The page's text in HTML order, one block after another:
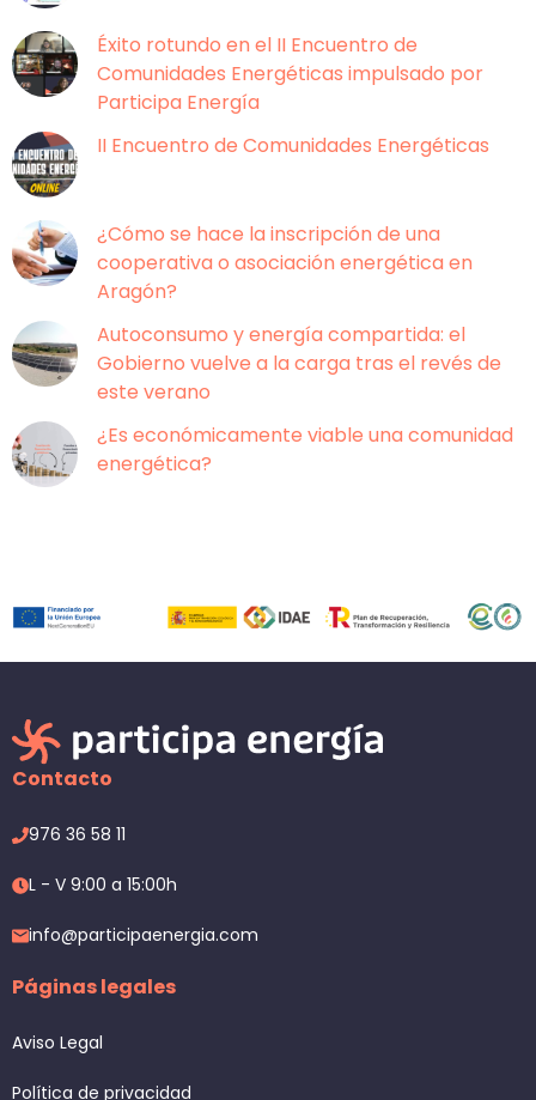
Éxito rotundo en el II Encuentro de
Comunidades Energéticas impulsado por
Participa Energía
II Encuentro de Comunidades Energéticas
¿Cómo se hace la inscripción de una
cooperativa o asociación energética en
Aragón?
Autoconsumo y energía compartida: el
Gobierno vuelve a la carga tras el revés de
este verano
¿Es económicamente viable una comunidad
energética?
Contacto
976 36 58 11
L - V 9:00 a 15:00h
info@participaenergia.com
Páginas legales
Aviso Legal
Política de privacidad